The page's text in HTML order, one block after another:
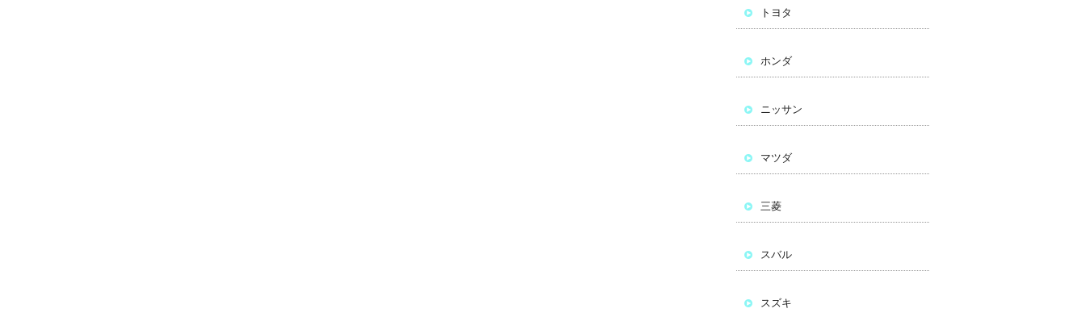
トヨタ
ホンダ
ニッサン
マツダ
三菱
スバル
スズキ